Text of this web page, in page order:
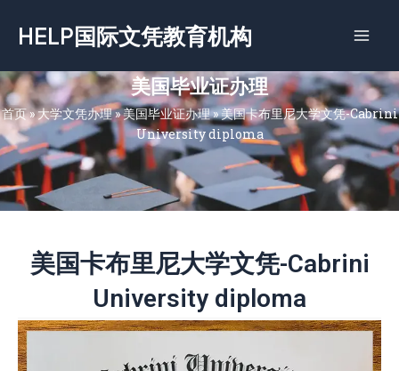
容
HELP国际文凭教育机构
美国毕业证办理
首页»大学文凭办理»美国毕业证办理»美国卡布里尼大学文凭-Cabrini
University diploma
美国卡布里尼大学文凭-Cabrini
University diploma